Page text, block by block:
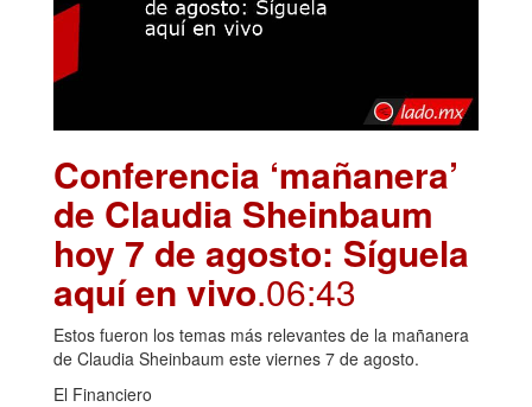
Conferencia ‘mañanera’
de Claudia Sheinbaum
hoy 7 de agosto: Síguela
aquí en vivo.06:43
Estos fueron los temas más relevantes de la mañanera
de Claudia Sheinbaum este viernes 7 de agosto.
El Financiero